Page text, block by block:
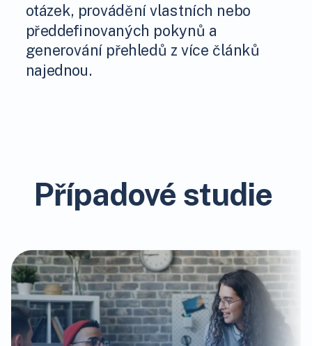
otázek, provádění vlastních nebo
předdefinovaných pokynů a
generování přehledů z více článků
najednou.
Případové studie